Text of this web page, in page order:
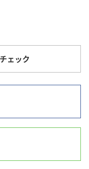
ェック